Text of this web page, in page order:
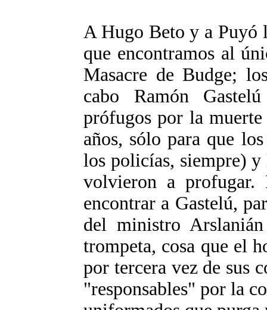
A Hugo Beto y a Puyó
que encontramos al
Masacre de Budge;
cabo Ramón
prófugos por la
años, sólo para que
los policías, siempre) y
volvieron a profugar.
encontrar a Gastelú,
del ministro
trompeta, cosa que el
por tercera vez de sus
"responsables" por la